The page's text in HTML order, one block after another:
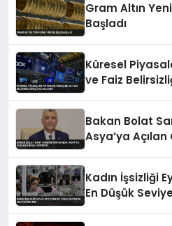
Gram Altın
Başladı
Küresel
ve Faiz
Bakan Bolat
Asya’ya
Kadın İşsizliği
En Düşük